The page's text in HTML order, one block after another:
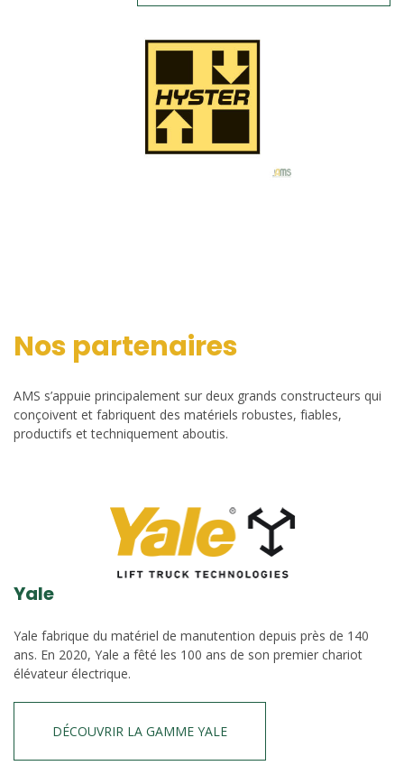
Nos partenaires
AMS s’appuie principalement sur deux grands constructeurs qui
conçoivent et fabriquent des matériels robustes, fiables,
productifs et techniquement aboutis.
Yale
Yale fabrique du matériel de manutention depuis près de 140
ans. En 2020, Yale a fêté les 100 ans de son premier chariot
élévateur électrique.
DÉCOUVRIR LA GAMME YALE